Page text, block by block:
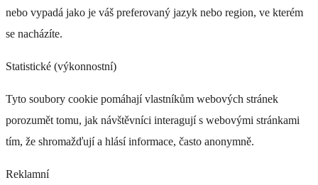
nebo vypadá jako je váš preferovaný jazyk nebo region, ve kterém
se nacházíte.
Statistické (výkonnostní)
Tyto soubory cookie pomáhají vlastníkům webových stránek
porozumět tomu, jak návštěvníci interagují s webovými stránkami
tím, že shromažďují a hlásí informace, často anonymně.
Reklamní